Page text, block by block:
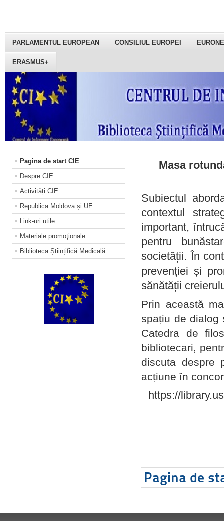
PARLAMENTUL EUROPEAN CONSILIUL EUROPEI
ERASMUS+
Pagina de start CIE
Despre CIE
Activități CIE
Republica Moldova și UE
Link-uri utile
Materiale promoţionale
Biblioteca Științifică Medicală
Masa
Subiectul
contextul
important,
pentru
societății. În
prevenției și
sănătății
Prin această
spațiu de dialog
Catedra de
bibliotecari,
discuta despre
acțiune în
https://
Pagina de